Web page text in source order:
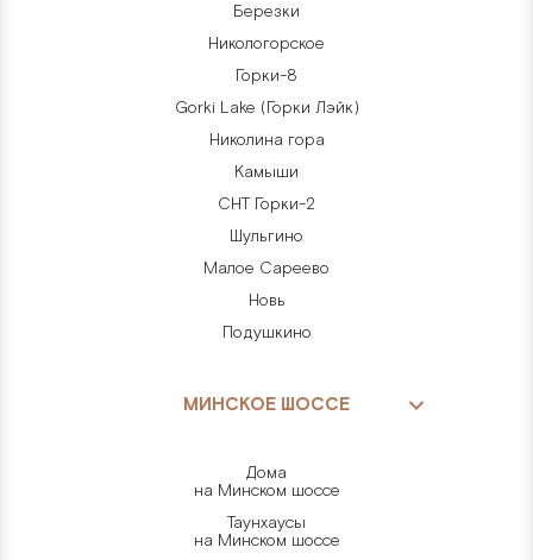
Березки
Никологорское
Горки-8
Gorki Lake (Горки Лэйк)
Николина гора
Камыши
СНТ Горки-2
Шульгино
Малое Сареево
Новь
Подушкино
МИНСКОЕ ШОССЕ
Дома
на Минском шоссе
Таунхаусы
на Минском шоссе